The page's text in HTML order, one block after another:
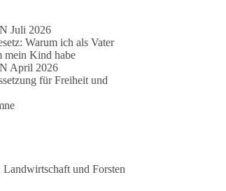
Juli 2026
Warum ich als Vater
mein Kind habe
April 2026
für Freiheit und
und Forsten